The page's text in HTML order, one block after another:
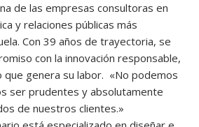
de las empresas consultoras en
y relaciones públicas más
Con 39 años de trayectoria, se
con la innovación responsable,
que genera su labor. «No podemos
ser prudentes y absolutamente
de nuestros clientes.»